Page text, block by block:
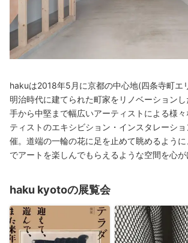
hakuは2018年5月に京都の中心地(四条寺町エ
明治時代に建てられた町家をリノベーション
手から中堅まで幅広いアーティストによる様
ティストのエキシビション・インスタレーシ
催。道端の一輪の花に足を止めて眺めるよう
でアートを楽しんでもらえるような空間を心が
haku kyotoの展覧会